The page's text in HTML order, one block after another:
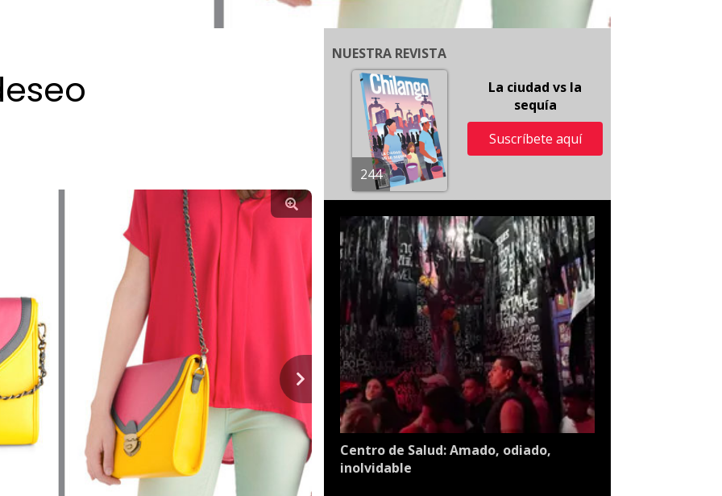
NUESTRA REVISTA
244
La ciudad vs la
sequía
Suscríbete aquí
Centro de Salud: Amado, odiado,
inolvidable